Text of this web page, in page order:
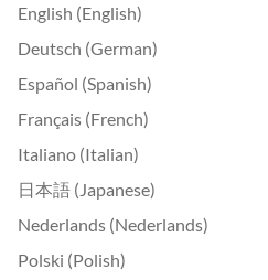
English (English)
Deutsch (German)
Español (Spanish)
Français (French)
Italiano (Italian)
日本語 (Japanese)
Nederlands (Nederlands)
Polski (Polish)